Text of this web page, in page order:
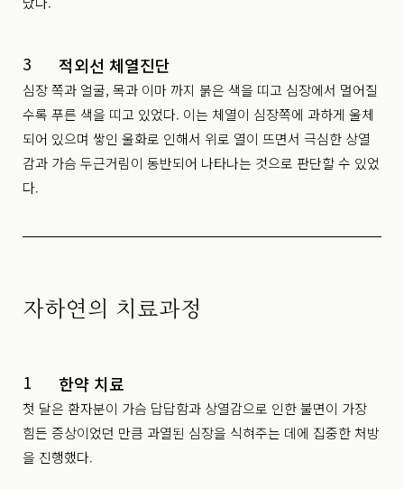
3 적외선 체열진단
심장 쪽과 얼굴, 목과 이마 까지 붉은 색을 띠고 심장에서 멀어질
수록 푸른 색을 띠고 있었다. 이는 체열이 심장쪽에 과하게 울체
되어 있으며 쌓인 울화로 인해서 위로 열이 뜨면서 극심한 상열
감과 가슴 두근거림이 동반되어 나타나는 것으로 판단할 수 있었
다.
자하연의 치료과정
1 한약 치료
첫 달은 환자분이 가슴 답답함과 상열감으로 인한 불면이 가장
힘든 증상이었던 만큼 과열된 심장을 식혀주는 데에 집중한 처방
을 진행했다.